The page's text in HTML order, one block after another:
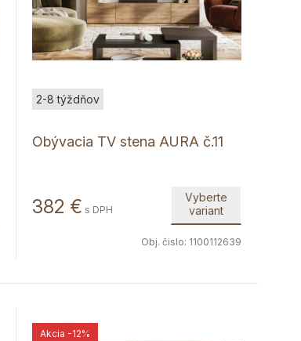
Obývacia TV stena AURA č.11
2-8 týždňov
382 € s DPH
Vyberte
variant
Obj. čislo: 1100112639
Akcia -12%